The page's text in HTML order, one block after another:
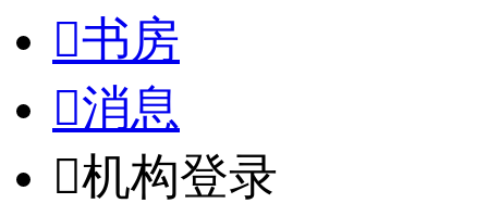
书房
消息
机构登录